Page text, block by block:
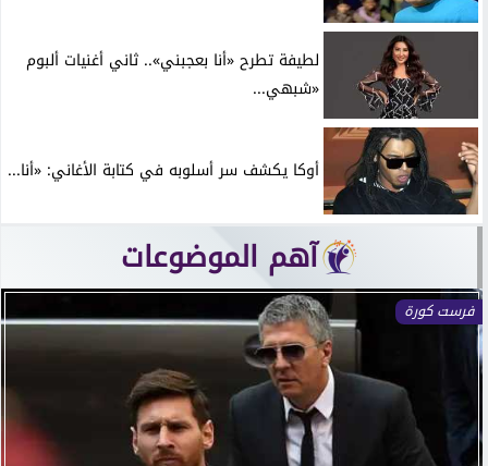
لطيفة تطرح «أنا بعجبني».. ثاني أغنيات ألبوم
«شبهي...
أوكا يكشف سر أسلوبه في كتابة الأغاني: «أنا...
آهم الموضوعات
فرست كورة